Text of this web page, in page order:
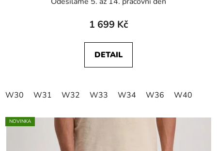
1 699 Kč
DETAIL
W30 W31 W32 W33 W34 W36 W40
NOVINKA